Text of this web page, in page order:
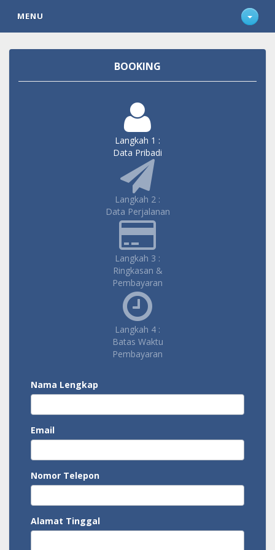
MENU
BOOKING
Langkah 1 :
Data Pribadi
Langkah 2 :
Data Perjalanan
Langkah 3 :
Ringkasan &
Pembayaran
Langkah 4 :
Batas Waktu
Pembayaran
Nama Lengkap
Email
Nomor Telepon
Alamat Tinggal